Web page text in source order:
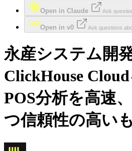
Open in Claude Ask
Open in v0 Ask questions
永産システム開
ClickHouse Cloud
POS分析を高速
つ信頼性の高い